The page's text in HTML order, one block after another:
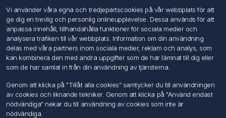
Kundtjänst
Sök
Mitt konto
Mina ordrar
Mina adresser
Vi använder våra egna och tredjepartscookies på vår webbplats för att
ge dig en trevlig och personlig onlineupplevelse. Dessa används för att
anpassa innehåll, tillhandahålla funktioner för sociala medier och
analysera trafiken till vår webbplats. Information om din användning
delas med våra partners inom sociala medier, reklam och analys, som
kan kombinera den med andra uppgifter som de har lämnat till dig eller
som de har samlat in från din användning av tjänsterna.
Genom att klicka på "Tillåt alla cookies" samtycker du till användningen
av cookies och liknande tekniker. Genom att klicka på "Använd endast
nödvändiga" nekar du till användning av cookies som inte är
nödvändiga.